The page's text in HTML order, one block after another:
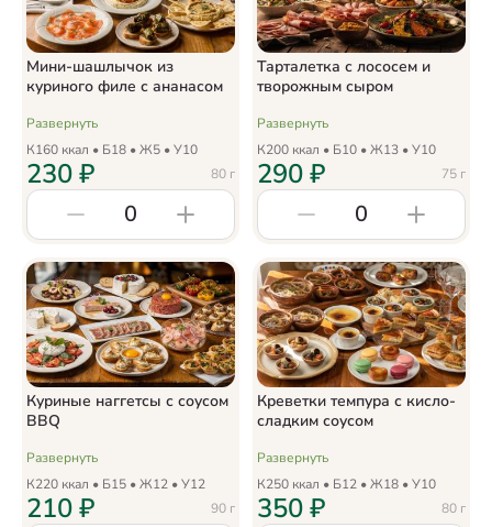
Мини-шашлычок из
куриного филе с ананасом
Развернуть
К160 ккал • Б18 • Ж5 • У10
80 г
230₽
0
Тарталетка с лососем и
творожным сыром
Развернуть
К200 ккал • Б10 • Ж13 • У10
75 г
290₽
0
Куриные наггетсы с соусом
BBQ
Развернуть
К220 ккал • Б15 • Ж12 • У12
90 г
210₽
Креветки темпура с кисло-
сладким соусом
Развернуть
К250 ккал • Б12 • Ж18 • У10
80 г
350₽